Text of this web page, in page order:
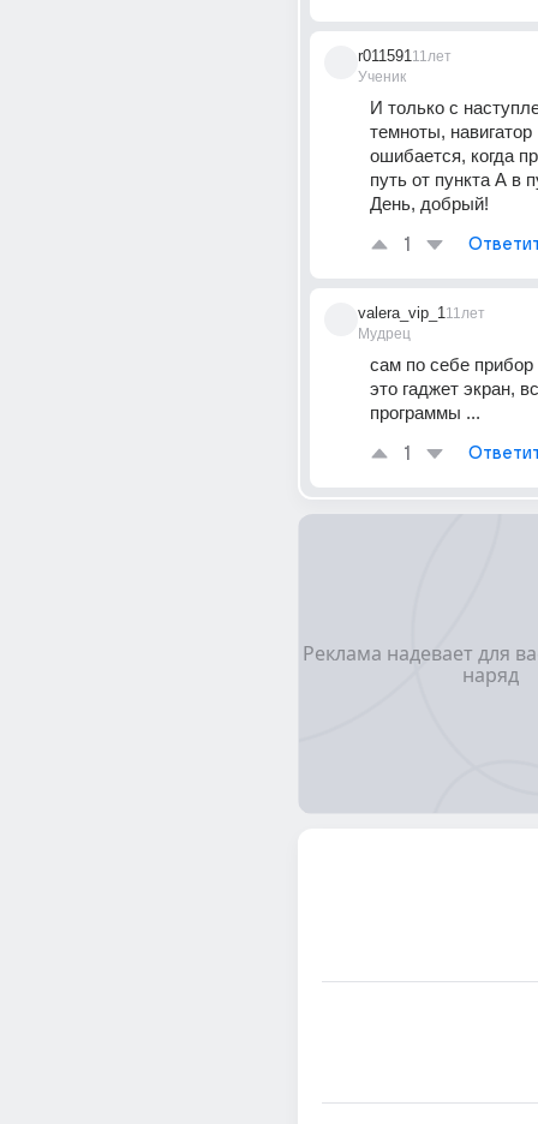
r011591
Ученик
11лет
И только с
темноты, навигатор
ошибается, когда
путь от пункта А в
День, добрый!
1
valera_vip_1
Мудрец
11лет
сам по себе прибор
это гаджет экран,
программы ...
1